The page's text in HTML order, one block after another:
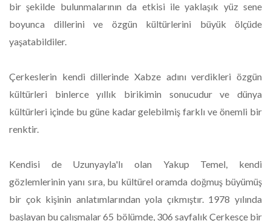
bir şekilde bulunmalarının da etkisi ile yaklaşık yüz sene
boyunca dillerini ve özgün kültürlerini büyük ölçüde
yaşatabildiler.
Çerkeslerin kendi dillerinde Xabze adını verdikleri özgün
kültürleri binlerce yıllık birikimin sonucudur ve dünya
kültürleri içinde bu güne kadar gelebilmiş farklı ve önemli bir
renktir.
Kendisi de Uzunyayla'lı olan Yakup Temel, kendi
gözlemlerinin yanı sıra, bu kültürel oramda doğmuş büyümüş
bir çok kişinin anlatımlarından yola çıkmıştır. 1978 yılında
başlayan bu çalışmalar 65 bölümde, 306 sayfalık Çerkesçe bir